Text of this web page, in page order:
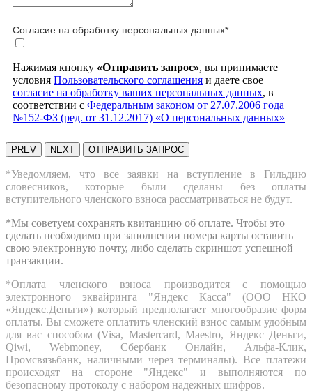
Согласие на обработку персональных данных*
Нажимая кнопку «Отправить запрос», вы принимаете
условия Пользовательского соглашения и даете свое
согласие на обработку ваших персональных данных, в
соответствии с Федеральным законом от 27.07.2006 года
№152-ФЗ (ред. от 31.12.2017) «О персональных данных»
PREV NEXT ОТПРАВИТЬ ЗАПРОС
*Уведомляем, что все заявки на вступление в Гильдию
словесников, которые были сделаны без оплаты
вступительного членского взноса рассматриваться не будут.
*Мы советуем сохранять квитанцию об оплате. Чтобы это
сделать необходимо при заполнении номера карты оставить
свою электронную почту, либо сделать скриншот успешной
транзакции.
*Оплата членского взноса производится с помощью
электронного эквайринга "Яндекс Касса" (ООО НКО
«Яндекс.Деньги») который предполагает многообразие форм
оплаты. Вы сможете оплатить членский взнос самым удобным
для вас способом (Visa, Mastercard, Maestro, Яндекс Деньги,
Qiwi, Webmoney, Сбербанк Онлайн, Альфа-Клик,
Промсвязьбанк, наличными через терминалы). Все платежи
происходят на стороне "Яндекс" и выполняются по
безопасному протоколу с набором надежных шифров.